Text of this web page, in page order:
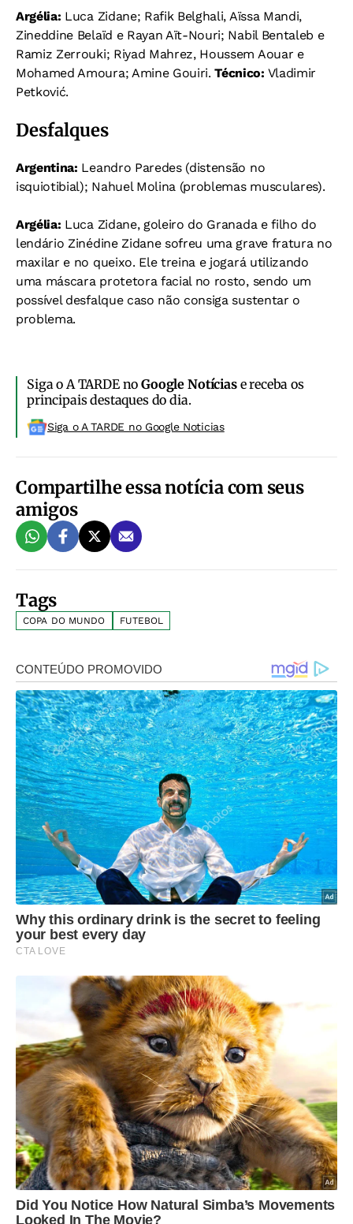
Argélia: Luca Zidane; Rafik Belghali, Aïssa Mandi,
Zineddine Belaïd e Rayan Aït-Nouri; Nabil Bentaleb e
Ramiz Zerrouki; Riyad Mahrez, Houssem Aouar e
Mohamed Amoura; Amine Gouiri.Técnico: Vladimir
Petković.
Desfalques
Argentina: Leandro Paredes (distensão no
isquiotibial); Nahuel Molina (problemas musculares).
Argélia: Luca Zidane, goleiro do Granada e filho do
lendário Zinédine Zidane sofreu uma grave fratura no
maxilar e no queixo. Ele treina e jogará utilizando
uma máscara protetora facial no rosto, sendo um
possível desfalque caso não consiga sustentar o
problema.
Siga o A TARDE noGoogle Notíciase receba os
principais destaques do dia.
Siga o A TARDE no Google Noticias
Compartilhe essa notícia com seus
amigos
Tags
COPA DO MUNDO FUTEBOL